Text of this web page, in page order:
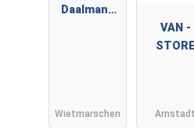
Daalmann
Wietmarschen
VAN -
STORE
RTNER
Arnstadt